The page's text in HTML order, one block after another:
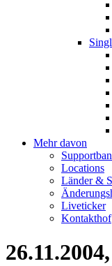
Mehr davon
Locations
Länder &
Liveticker
Kontakthof
26.11.2004